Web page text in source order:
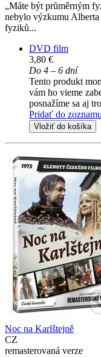
„Máte být průměrným
nebylo výzkumu
fyziků...
DVD film
3,80 €
Do 4 – 6 dní
Tento produkt
vám ho vieme
posnažíme sa aj
Pridať do zoznamu
Vložiť do košíka
Noc na Karlštejně
CZ
remasterovaná verze